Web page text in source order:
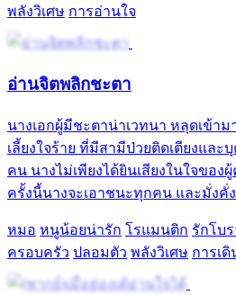
พลังวิเศษ การอ่านใจ
อ่านจิตพลิกชะตา
นางเอกผู้มีชะตาน่าเวทนา หลุดเข้า
เลี้ยงใจร้าย ที่มีสามีป่วยติดเตียงแล
คน นางไม่เพียงได้ยินเสียงในใจของ
ครั้งนี้นางจะเอาชนะทุกคน และมั่งคั่
หมอ หนูน้อยน่ารัก โรแมนติก รักโบ
ครอบครัว ปลอมตัว พลังวิเศษ การเ